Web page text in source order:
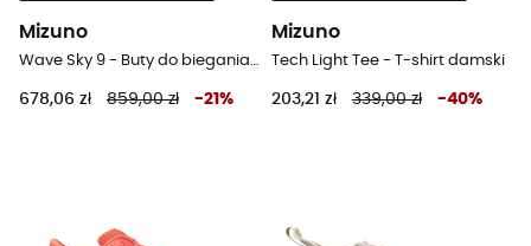
Mizuno
Wave Sky 9 - Buty do biegania meskie
678,06 zł 859,00 zł -21 %
Mizuno
Tech Light Tee - T-shirt damski
203,21 zł 339,00 zł -40%